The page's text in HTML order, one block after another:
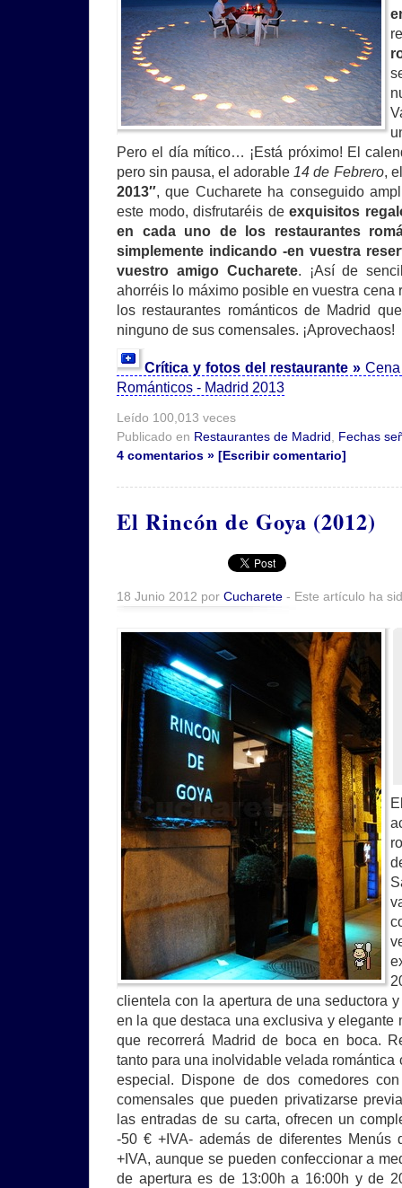
Pero el día mítico… ¡Está próximo! El
pero sin pausa, el adorable 14 de Febrero,
2013″, que Cucharete ha conseguido
este modo, disfrutaréis deexquisitos
en cada uno de los restaurantes
simplemente indicando -en vuestra
vuestro amigo Cucharete. ¡Así de
ahorréis lo máximo posible en vuestra cena
los restaurantes románticos de Madrid
ninguno de sus comensales. ¡Aprovechaos!
Crítica y fotos del restaurante »
Románticos - Madrid 2013
Leído 100,013 veces
Publicado en Restaurantes de Madrid
Fechas
4 comentarios » [Escribir comentario]
El Rincón de Goya (2012)
18 Junio 2012 por Cucharete - Este artículo ha
clientela con la apertura de una seductora
en la que destaca una exclusiva y elegante
que recorrerá Madrid de boca en boca.
tanto para una inolvidable velada romántica
especial. Dispone de dos comedores
comensales que pueden privatizarse
las entradas de su carta, ofrecen un
-50 € +IVA- además de diferentes
+IVA, aunque se pueden confeccionar a
de apertura es de 13:00h a 16:00h y de